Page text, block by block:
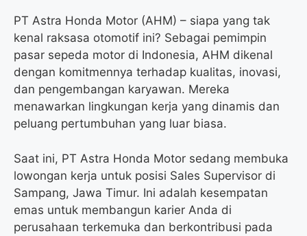
PT Astra Honda Motor (AHM) – siapa yang tak
kenal raksasa otomotif ini? Sebagai pemimpin
pasar sepeda motor di Indonesia, AHM dikenal
dengan komitmennya terhadap kualitas, inovasi,
dan pengembangan karyawan. Mereka
menawarkan lingkungan kerja yang dinamis dan
peluang pertumbuhan yang luar biasa.
Saat ini, PT Astra Honda Motor sedang membuka
lowongan kerja untuk posisi Sales Supervisor di
Sampang, Jawa Timur. Ini adalah kesempatan
emas untuk membangun karier Anda di
perusahaan terkemuka dan berkontribusi pada